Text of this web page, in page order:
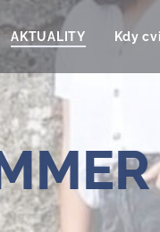
AKTUALITY Kdy